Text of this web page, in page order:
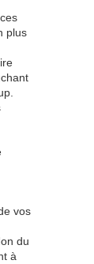
plus
vos
du
à